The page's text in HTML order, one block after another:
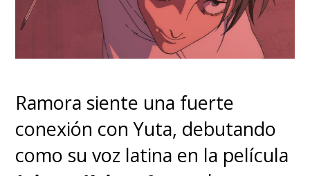
Yuki Kaji, Eren Yeager, Attack
on Titan Final Season Part 2
Nominados:
Atsumi Tanezaki, Anya Forger,
Ramora siente una fuerte
conexión con Yuta, debutando
como su voz latina en la película